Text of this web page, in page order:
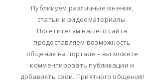
Публикуем различные мнения,
статьи и видеоматериалы.
Посетителям нашего сайта
предоставляем возможность
общения на портале – вы можете
комментировать публикации и
добавлять свои. Приятного общения!